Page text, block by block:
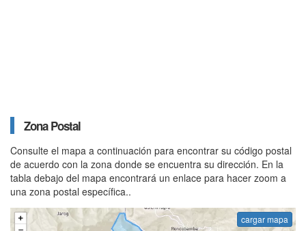
Zona Postal
Consulte el mapa a continuación para encontrar su código postal
de acuerdo con la zona donde se encuentra su dirección. En la
tabla debajo del mapa encontrará un enlace para hacer zoom a
una zona postal específica..
cargar mapa